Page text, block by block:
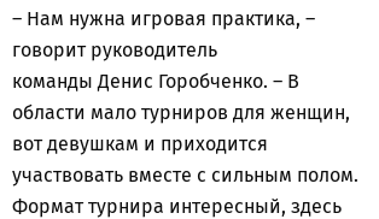
– Нам нужна игровая практика, –
говорит руководитель
команды Денис Горобченко. – В
области мало турниров для женщин,
вот девушкам и приходится
участвовать вместе с сильным полом.
Формат турнира интересный, здесь